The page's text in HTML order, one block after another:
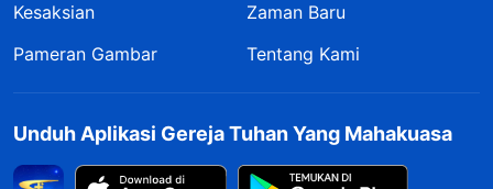
Kesaksian
Zaman Baru
Pameran Gambar
Tentang Kami
Unduh Aplikasi Gereja Tuhan Yang Mahakuasa